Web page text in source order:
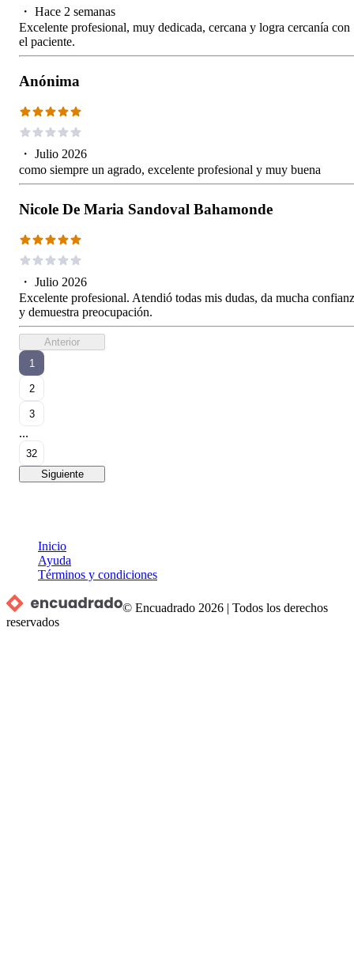
・ Hace 2 semanas
Excelente profesional, muy dedicada, cercana y logra cercanía con
el paciente.
Anónima
・ Julio 2026
como siempre un agrado, excelente profesional y muy buena
Nicole De Maria Sandoval Bahamonde
・ Julio 2026
Excelente profesional. Atendió todas mis dudas, da mucha
y demuestra preocupación.
Anterior
1
2
3
...
32
Siguiente
Inicio
Ayuda
Términos y condiciones
© Encuadrado 2026 |Todos los derechos
reservados